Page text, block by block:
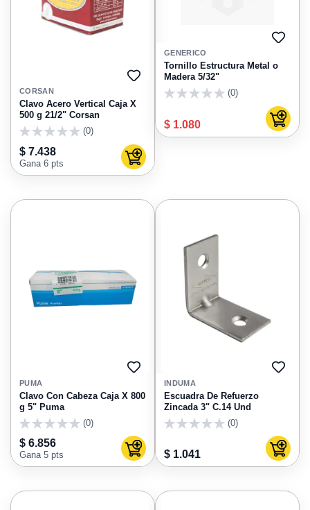
AGREGAR
FAVORITOS
CORSAN
Clavo Acero Vertical Caja X
500 g 21/2" Corsan
(0)
$ 7.438
Gana 6 pts Agregar al carrito
GENERICO
Tornillo Estructura Metal o
Madera 5/32"
(0)
$ 1.080
AGREGAR
FAVORITOS
PUMA
Clavo Con Cabeza Caja X 800
g 5" Puma
(0)
$ 6.856
Gana 5 pts Agregar al carrito
INDUMA
Escuadra De Refuerzo
Zincada 3" C.14 Und
(0)
$ 1.041